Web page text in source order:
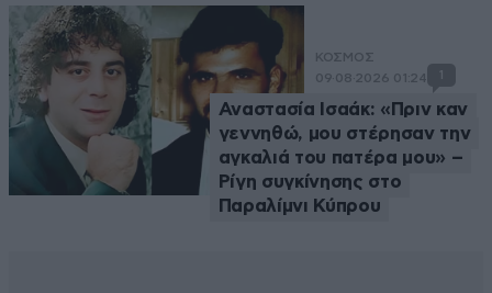
ΚΟΣΜΟΣ
09·08·2026 01:24
Αναστασία Ισαάκ: «Πριν καν
γεννηθώ, μου στέρησαν την
αγκαλιά του πατέρα μου» –
Ρίγη συγκίνησης στο
Παραλίμνι Κύπρου